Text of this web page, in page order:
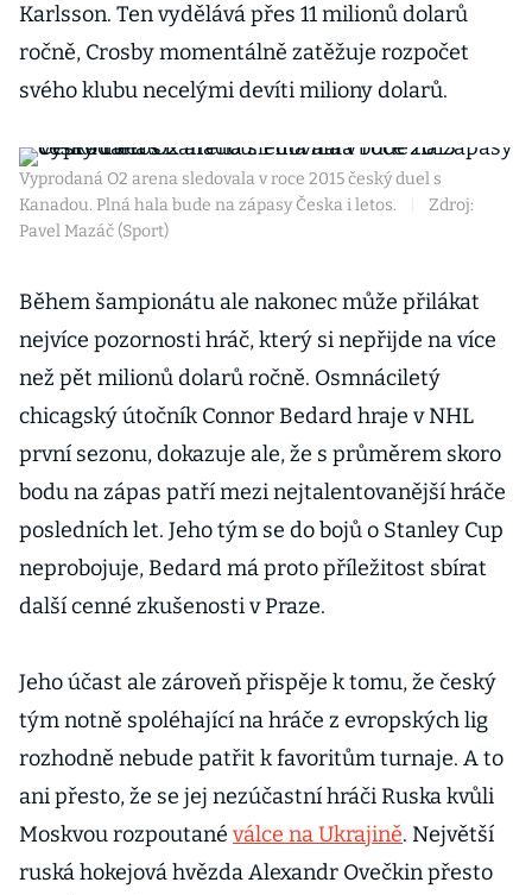
Karlsson. Ten vydělává přes 11 milionů dolarů
ročně, Crosby momentálně zatěžuje rozpočet
svého klubu necelými devíti miliony dolarů.
Vyprodaná O2 arena sledovala v roce 2015 český duel s
Kanadou. Plná hala bude na zápasy Česka i letos.
Zdroj:
Pavel Mazáč (Sport)
Během šampionátu ale nakonec může přilákat
nejvíce pozornosti hráč, který si nepřijde na více
než pět milionů dolarů ročně. Osmnáciletý
chicagský útočník Connor Bedard hraje v NHL
první sezonu, dokazuje ale, že s průměrem skoro
bodu na zápas patří mezi nejtalentovanější hráče
posledních let. Jeho tým se do bojů o Stanley Cup
neprobojuje, Bedard má proto příležitost sbírat
další cenné zkušenosti v Praze.
Jeho účast ale zároveň přispěje k tomu, že český
tým notně spoléhající na hráče z evropských lig
rozhodně nebude patřit k favoritům turnaje. A to
ani přesto, že se jej nezúčastní hráči Ruska kvůli
Moskvou rozpoutané válce na Ukrajině. Největší
ruská hokejová hvězda Alexandr Ovečkin přesto